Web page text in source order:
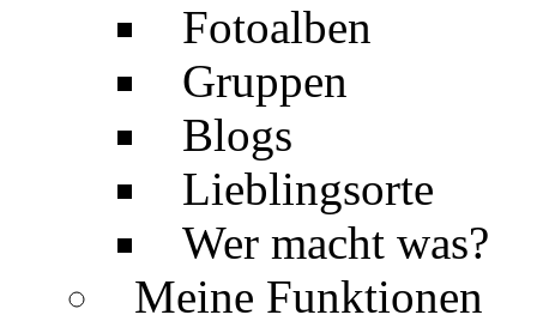
Fotoalben
Gruppen
Blogs
Lieblingsorte
Wer macht was?
Meine Funktionen